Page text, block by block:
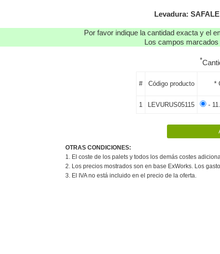
Levadura:
Por favor indique la cantidad exacta y el
Los campos
*
# Código producto *
1 LEVURUS05115 -
OTRAS CONDICIONES:
1. El coste de los palets y todos los demás costes
2. Los precios mostrados son en base ExWorks. Los
3. El IVA no está incluido en el precio de la oferta.